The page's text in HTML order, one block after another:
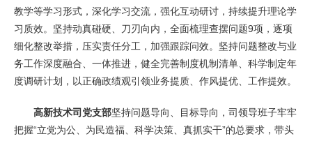
教学等学习形式，深化学习交流，强化互动研讨，持续提升理论学
习质效。坚持动真碰硬、刀刃向内，全面梳理查摆问题9项，逐项
细化整改举措，压实责任分工，加强跟踪问效。坚持问题整改与业
务工作深度融合、一体推进，健全完善制度机制清单、科学制定年
度调研计划，以正确政绩观引领业务提质、作风提优、工作提效。
高新技术司党支部坚持问题导向、目标导向，司领导班子牢牢
把握“立党为公、为民造福、科学决策、真抓实干”的总要求，带头